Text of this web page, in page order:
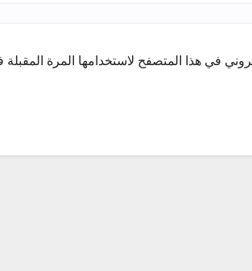
في هذا المتصفح لاستخدامها المرة